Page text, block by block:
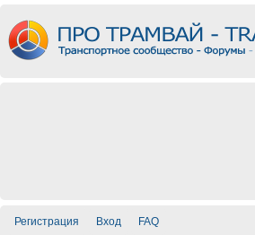
Регистрация Вход FAQ